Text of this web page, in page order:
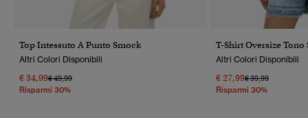
Top Intessuto A Punto Smock
Altri Colori Disponibili
€ 34,99Prezzo Ridotto Da
€ 49,99A
Risparmi 30%
T-Shirt Oversize
Altri Colori Disponibili
€ 27,99Prezzo Ridotto Da
€ 39,99A
Risparmi 30%